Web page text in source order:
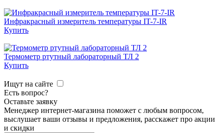
Инфракрасный измеритель температуры IT-7-IR
Купить
Термометр ртутный лабораторный ТЛ 2
Купить
Ищут на сайте
Есть вопрос?
Оставьте заявку
Менеджер интернет-магазина поможет с любым вопросом,
выслушает ваши отзывы и предложения, расскажет про акции
и скидки